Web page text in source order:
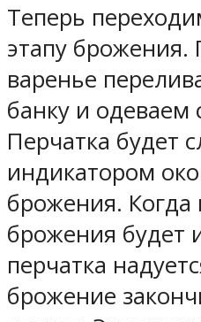
Теперь
этапу
варенье
банку и одеваем
Перчатка будет
индикатором
брожения. Когда
брожения будет
перчатка
брожение